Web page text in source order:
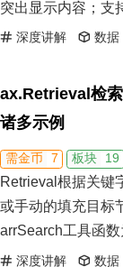
突出显示内容；支
深度讲解 数据
ax.Retrieval检
诸多示例
需金币 7 板块 19
Retrieval根据关键
或手动的填充目标
arrSearch工具函
基础模块
深度讲解 数据